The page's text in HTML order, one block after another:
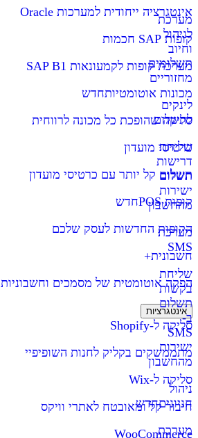
מערכת
לניהול
וחיוב
תשלומים
מחזוריים
לינקים
לתשלום
שליחת
דרישות
תשלום
ישירות
מהחשבון
מערכת
SMS
שליחת
בקשות
תשלום
ב-
SMS
ישירות
מהחשבון
ניהול
חניוניםחדש
מערכת
אינטגרציה ייחודית למערכות Oracle
קופות SAP חכמות
מערכת קופות לקמעונאות SAP B1
מכונות אוטומטיותחדש
סליקה שהופכת כל מכונה לרווחית
כרטיסי מועדון
תשלום קל יותר עם כרטיסי מועדון
קופות POS
חדש
הקופות החדשות לעסק שלכם
חשבונית+
הפקה אוטומטית של מסמכים וחשבוניות
אינטגרציות
סליקה ל-Shopify
מתממשקים בקליק לחנות השופיפיי
סליקה ל-Wix
חיבור קל ומאובטח לאתרי וויקס
WooCommerce